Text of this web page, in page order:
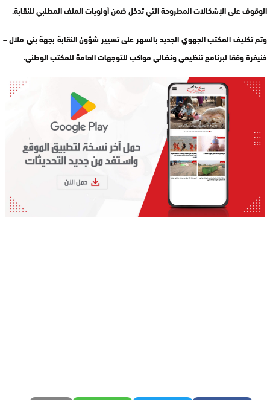
الوقوف على الإشكالات المطروحة التي تدخل ضمن أولويات الملف المطلبي للنقابة.
وتم تكليف المكتب الجهوي الجديد بالسهر على تسيير شؤون النقابة بجهة بني ملال –
خنيفرة وفقا لبرنامج تنظيمي ونضالي مواكب للتوجهات العامة للمكتب الوطني.